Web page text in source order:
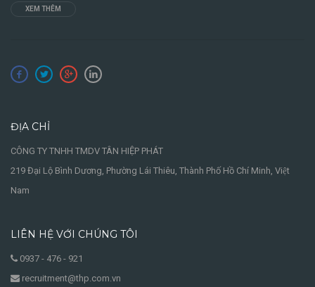
XEM THÊM
ĐỊA CHỈ
CÔNG TY TNHH TMDV TÂN HIỆP PHÁT
219 Đại Lộ Bình Dương, Phường Lái Thiêu, Thành Phố Hồ Chí Minh, Việt
Nam
LIÊN HỆ VỚI CHÚNG TÔI
0937 - 476 - 921
recruitment@thp.com.vn